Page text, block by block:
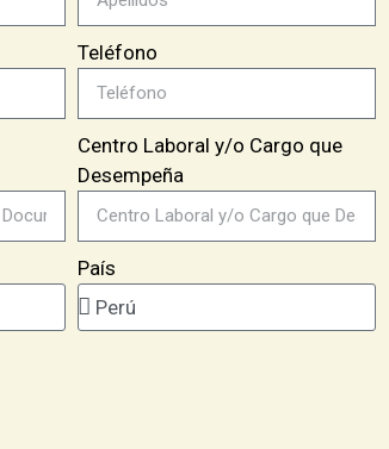
Teléfono
Centro Laboral y/o Cargo que
Desempeña
País